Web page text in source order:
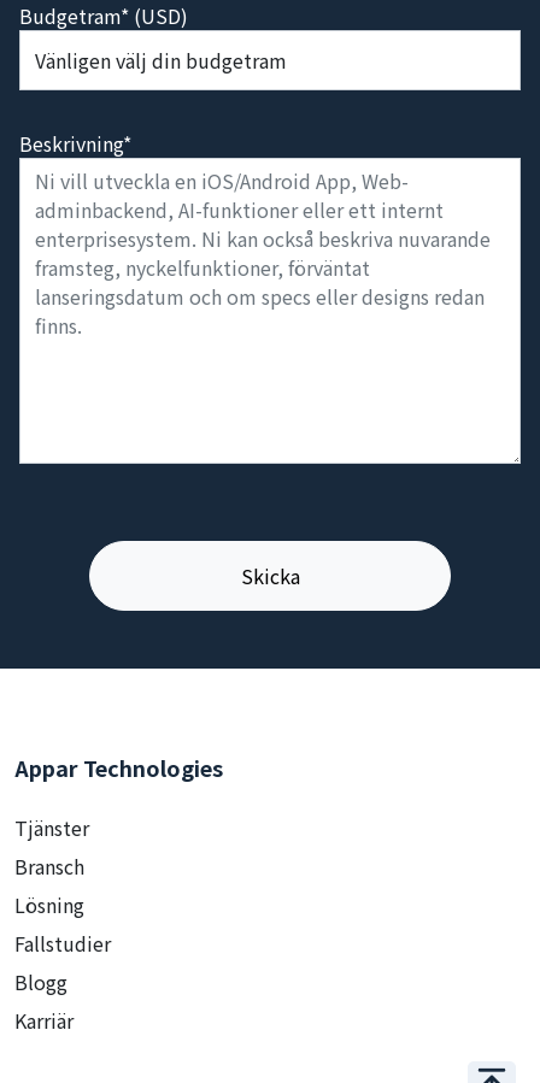
Budgetram* (USD)
Beskrivning*
Appar Technologies
Tjänster
Bransch
Lösning
Fallstudier
Blogg
Karriär